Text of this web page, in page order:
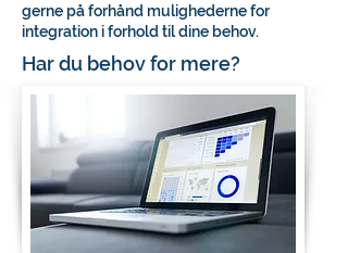
gerne på forhånd mulighederne for
integration i forhold til dine behov.
Har du behov for mere?